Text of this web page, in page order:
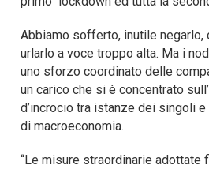
Abbiamo sofferto, inutile
urlarlo a voce troppo alta. Ma i
uno sforzo coordinato delle
un carico che si è concentrato
d’incrocio tra istanze dei singoli
di macroeconomia.
“Le misure straordinarie adottate